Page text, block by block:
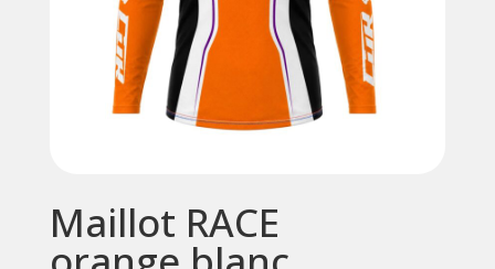
Maillot RACE